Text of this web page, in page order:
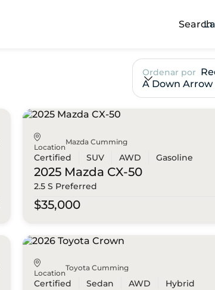
Search
Ordenar por
A Down Arrow
Location
Mazda Cumming
Certified SUV AWD Gasoline
2025 Mazda CX-50
2.5 S Preferred
$35,000
Location
Toyota Cumming
Certified Sedan AWD Hybrid